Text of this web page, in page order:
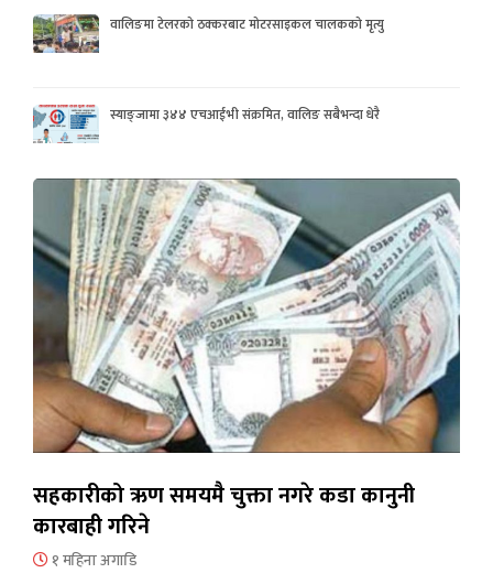
वालिङमा टेलरको ठक्करबाट मोटरसाइकल चालकको मृत्यु
स्याङ्जामा ३४४ एचआईभी संक्रमित, वालिङ सबैभन्दा धेरै
सहकारीको ऋण समयमै चुक्ता नगरे कडा कानुनी
कारबाही गरिने
१ महिना अगाडि